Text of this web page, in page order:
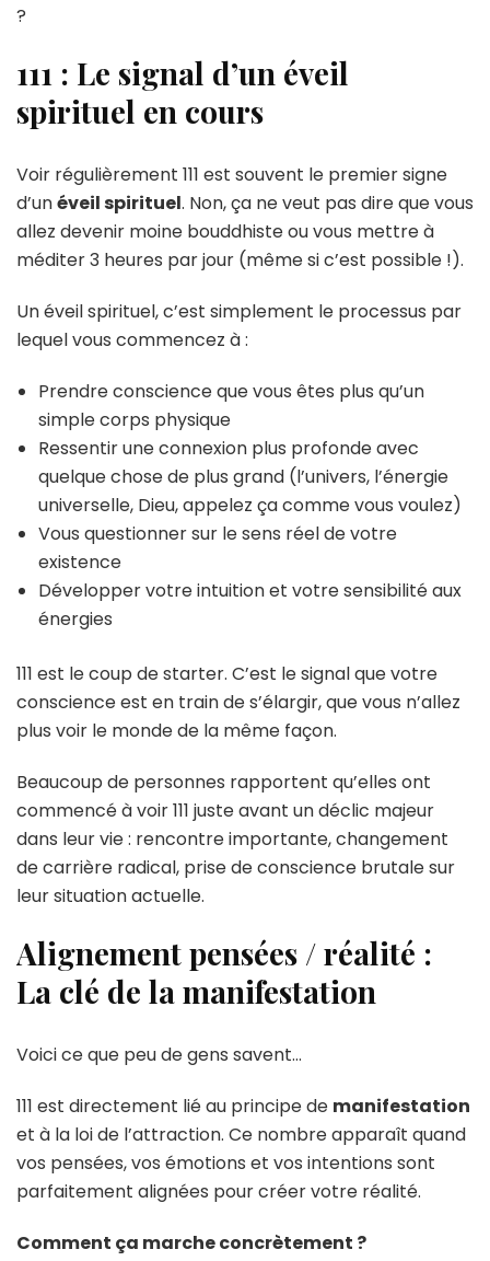
?
111 : Le signal d’un éveil
spirituel en cours
Voir régulièrement 111 est souvent le premier signe
d’unéveil spirituel. Non, ça ne veut pas dire que vous
allez devenir moine bouddhiste ou vous mettre à
méditer 3 heures par jour (même si c’est possible !).
Un éveil spirituel, c’est simplement le processus par
lequel vous commencez à :
Prendre conscience que vous êtes plus qu’un
simple corps physique
Ressentir une connexion plus profonde avec
quelque chose de plus grand (l’univers, l’énergie
universelle, Dieu, appelez ça comme vous voulez)
Vous questionner sur le sens réel de votre
existence
Développer votre intuition et votre sensibilité aux
énergies
111 est le coup de starter. C’est le signal que votre
conscience est en train de s’élargir, que vous n’allez
plus voir le monde de la même façon.
Beaucoup de personnes rapportent qu’elles ont
commencé à voir 111 juste avant un déclic majeur
dans leur vie : rencontre importante, changement
de carrière radical, prise de conscience brutale sur
leur situation actuelle.
Alignement pensées / réalité :
La clé de la manifestation
Voici ce que peu de gens savent…
111 est directement lié au principe de manifestation
et à la loi de l’attraction. Ce nombre apparaît quand
vos pensées, vos émotions et vos intentions sont
parfaitement alignées pour créer votre réalité.
Comment ça marche concrètement ?